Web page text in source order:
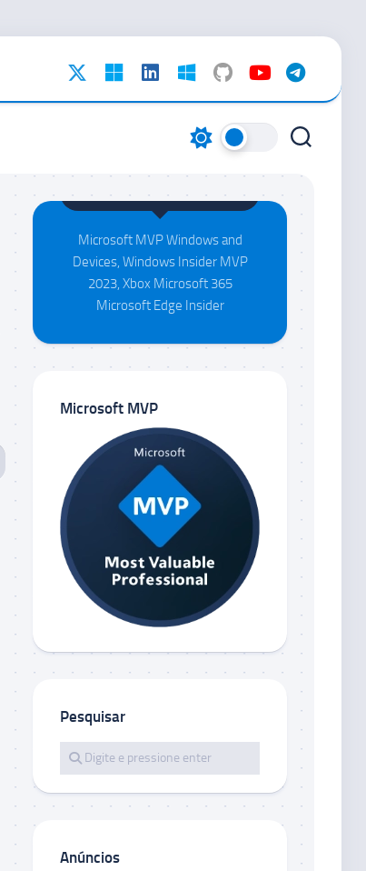
Maison da Silva
Microsoft MVP Windows and
Devices, Windows Insider MVP
2023, Xbox Microsoft 365
Microsoft Edge Insider
Microsoft MVP
Pesquisar
Anúncios